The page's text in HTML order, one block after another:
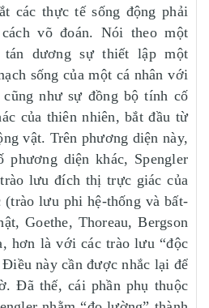
các thực tế sống động phải
võ đoán. Nói theo một
tán dương sự thiết lập một
sống của một cá nhân với
như sự đồng bộ tính cố
của thiên nhiên, bắt đầu từ
vật. Trên phương diện này,
phương diện khác, Spengler
lưu đích thị trực giác của
lưu phi hệ-thống và bất-
Goethe, Thoreau, Bergson
hơn là với các trào lưu “độc
Điều này cần được nhắc lại để
Đã thế, cái phần phụ thuộc